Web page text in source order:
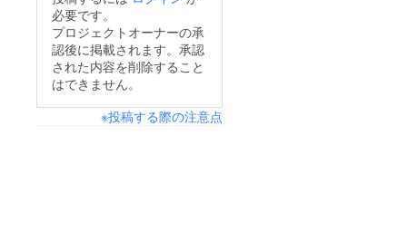
レギュラー まるたに
あやのによる「あつも
りランウェイ」がござ
います。大人気ゲー
森のゲーム内にステー
必要です。
プロジェクトオーナーの承
認後に掲載されます。承認
された内容を削除すること
はできません。
※投稿する際の注意点